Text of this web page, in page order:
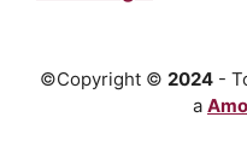
©Copyright © 2024-
a